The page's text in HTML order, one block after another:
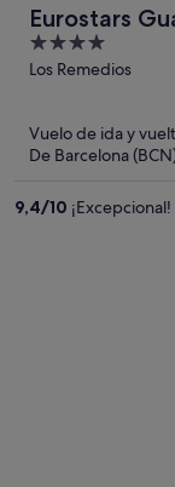
Eurostars
4
out
Los Remedios
Vuelo de ida y
De Barcelona
9,4/10